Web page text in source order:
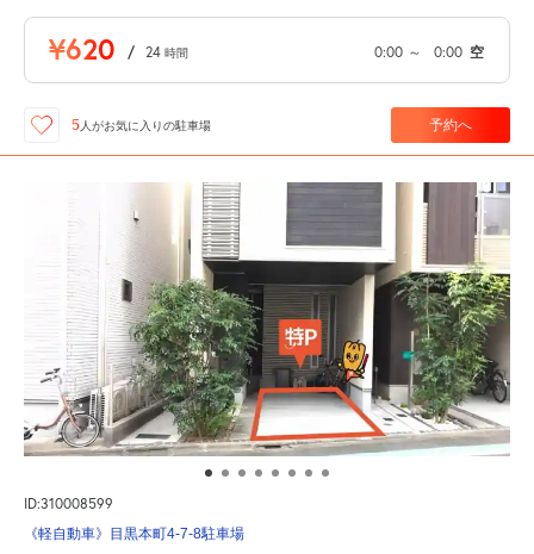
¥620 / 24 時間 0:00 ～ 0:00 空
5人がお気に入りの駐車場 予約へ
ID:310008599
《軽自動車》目黒本町4-7-8駐車場